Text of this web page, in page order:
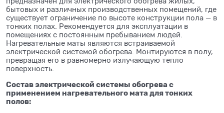
бытовых и различных производственных помещений, где
существует ограничение по высоте конструкции пола — в
тонких полах. Рекомендуется для эксплуатации в
помещениях с постоянным пребыванием людей.
Нагревательные маты являются встраиваемой
электрической системой обогрева. Монтируются в полу,
превращая его в равномерно излучающую тепло
поверхность.
Состав электрической системы обогрева с
применением нагревательного мата для тонких
полов: